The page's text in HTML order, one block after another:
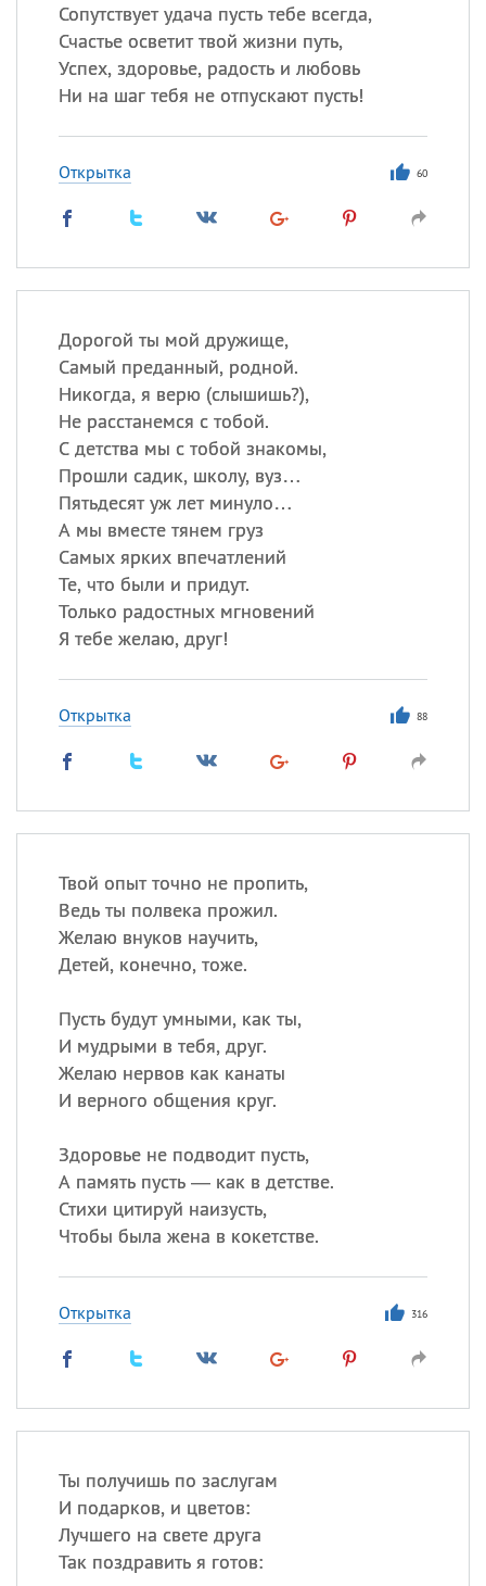
Сопутствует удача пусть тебе всегда,
Счастье осветит твой жизни путь,
Успех, здоровье, радость и любовь
Ни на шаг тебя не отпускают пусть!
Открытка 60
Дорогой ты мой дружище,
Самый преданный, родной.
Никогда, я верю (слышишь?),
Не расстанемся с тобой.
С детства мы с тобой знакомы,
Прошли садик, школу, вуз…
Пятьдесят уж лет минуло…
А мы вместе тянем груз
Самых ярких впечатлений
Те, что были и придут.
Только радостных мгновений
Я тебе желаю, друг!
Открытка 88
Твой опыт точно не пропить,
Ведь ты полвека прожил.
Желаю внуков научить,
Детей, конечно, тоже.
Пусть будут умными, как ты,
И мудрыми в тебя, друг.
Желаю нервов как канаты
И верного общения круг.
Здоровье не подводит пусть,
А память пусть — как в детстве.
Стихи цитируй наизусть,
Чтобы была жена в кокетстве.
Открытка 316
Ты получишь по заслугам
И подарков, и цветов:
Лучшего на свете друга
Так поздравить я готов: